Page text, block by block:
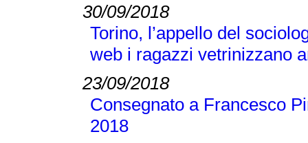
30/09/2018
Torino, l’appello del
web i ragazzi vetrinizzano
23/09/2018
Consegnato a Francesco
2018